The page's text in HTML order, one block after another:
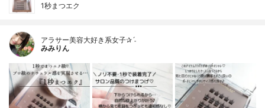
1秒まつエク
アラサー美容大好き系女子✰ˊ˗
みみりん